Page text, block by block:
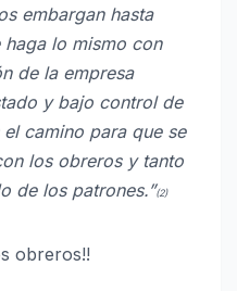
embargan hasta
haga lo mismo con
de la empresa
y bajo control de
camino para que se
los obreros y tanto
de los patrones.”(2)
obreros!!